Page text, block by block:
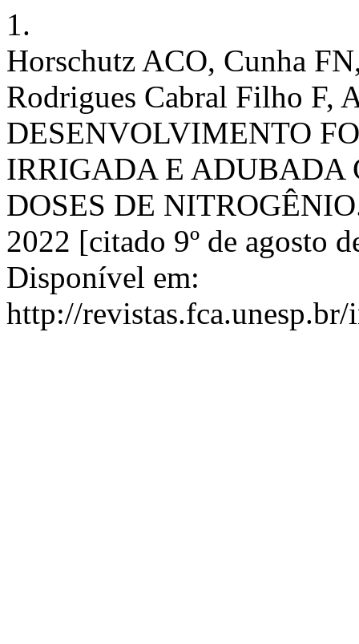
1.
Horschutz ACO, Cunha
Rodrigues Cabral Filho F,
DESENVOLVIMENTO
IRRIGADA E ADUBADA
DOSES DE
2022 [citado 9º de agosto
Disponível em:
http://